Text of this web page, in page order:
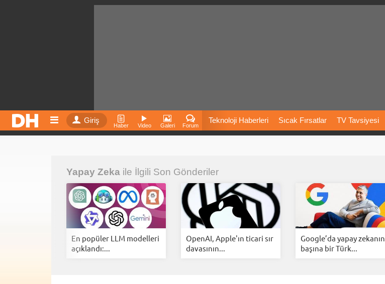
Giriş
Haber Video Galeri Forum
Teknoloji Haberleri Sıcak Fırsatlar TV Tavsiyesi
Fiyatları
İnstagram Dondurma İnstagram Çöktü Mü
Yapay Zeka ile İlgili Son Gönderiler
En popüler LLM modelleri
açıklandı:...
OpenAI, Apple'ın ticari sır
davasının...
Google’da yapay zekanın
başına bir Türk...